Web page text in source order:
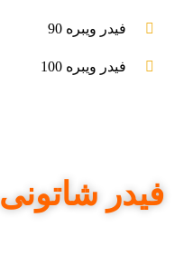
فیدر ویبره 90
فیدر ویبره 100
فیدر شاتونی